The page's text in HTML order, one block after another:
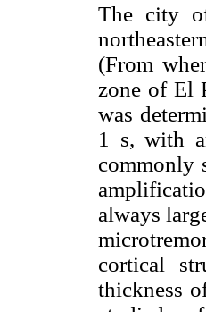
The city
(From
zone of El
was
1 s, with
commonly
always
cortical
thickness